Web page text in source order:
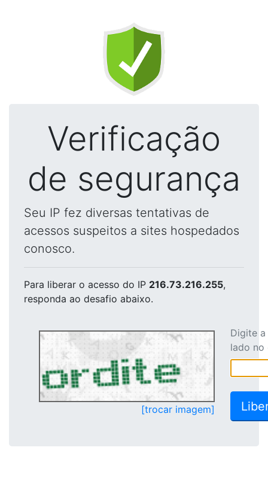
Verificação
de segurança
Seu IP fez diversas tentativas de
acessos suspeitos a sites hospedados
conosco.
Para liberar o acesso do IP 216.73.216.255,
responda ao desafio abaixo.
[trocar imagem]
Digite
lado no